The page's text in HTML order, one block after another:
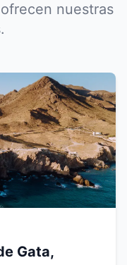
nuestras
Gata,